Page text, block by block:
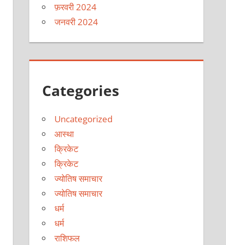
फ़रवरी 2024
जनवरी 2024
Categories
Uncategorized
आस्था
क्रिकेट
क्रिकेट
ज्योतिष समाचार
ज्योतिष समाचार
धर्म
धर्म
राशिफल